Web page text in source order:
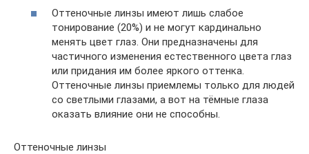
Оттеночные линзы имеют лишь слабое
тонирование (20%) и не могут кардинально
менять цвет глаз. Они предназначены для
частичного изменения естественного цвета глаз
или придания им более яркого оттенка.
Оттеночные линзы приемлемы только для людей
со светлыми глазами, а вот на тёмные глаза
оказать влияние они не способны.
Оттеночные линзы